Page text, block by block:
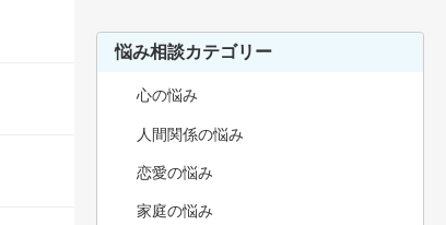
悩み相談カテゴリー
心の悩み
人間関係の悩み
恋愛の悩み
家庭の悩み